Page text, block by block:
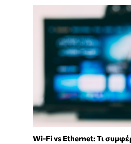
Wi-Fi vs Ethernet: Τι